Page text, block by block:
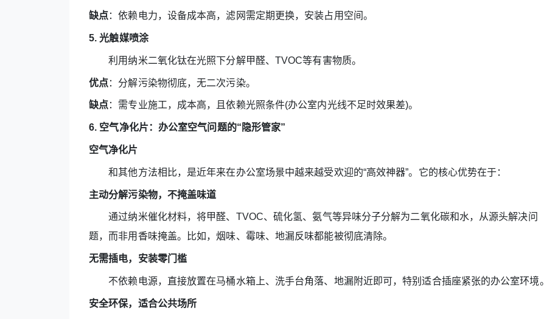
缺点：依赖电力，设备成本高，滤网需定期更换，安装占用空间。
5. 光触媒喷涂
利用纳米二氧化钛在光照下分解甲醛、TVOC等有害物质。
优点：分解污染物彻底，无二次污染。
缺点：需专业施工，成本高，且依赖光照条件(办公室内光线不足时效果差)。
6. 空气净化片：办公室空气问题的“隐形管家”
空气净化片
和其他方法相比，是近年来在办公室场景中越来越受欢迎的“高效神器”。它的核心优势在于：
主动分解污染物，不掩盖味道
通过纳米催化材料，将甲醛、TVOC、硫化氢、氨气等异味分子分解为二氧化碳和水，从源头解决问
题，而非用香味掩盖。比如，烟味、霉味、地漏反味都能被彻底清除。
无需插电，安装零门槛
不依赖电源，直接放置在马桶水箱上、洗手台角落、地漏附近即可，特别适合插座紧张的办公室环境。
安全环保，适合公共场所